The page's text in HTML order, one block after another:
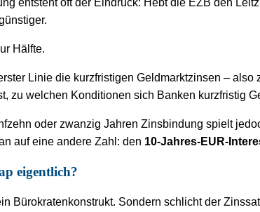
entsteht oft der Eindruck: Hebt die EZB den
Hälfte.
Linie die kurzfristigen Geldmarktzinsen –
zu welchen Konditionen sich Banken kurzfristig
oder zwanzig Jahren Zinsbindung spielt
auf eine andere Zahl: den 10-Jahres-EUR-
eigentlich?
Bürokratenkonstrukt. Sondern schlicht der